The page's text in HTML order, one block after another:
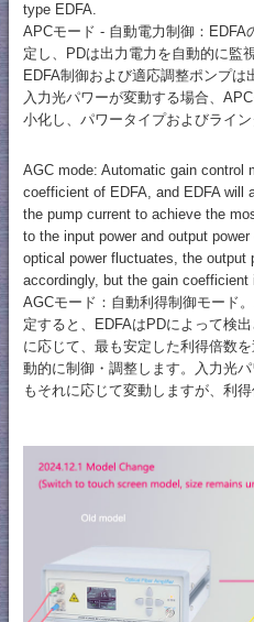
type EDFA.
APCモード - 自動電力制御：EDFA
定し、PDは出力電力を自動的に監
EDFA制御および適応調整ポンプは
入力光パワーが変動する場合、
小化し、パワータイプおよびライン
AGC mode: Automatic gain control
coefficient of EDFA, and EDFA will
the pump current to achieve the
to the input power and output
optical power fluctuates, the output
accordingly, but the gain coefficient
AGCモード：自動利得制御モード
定すると、EDFAはPDによって検
に応じて、最も安定した利得倍数
動的に制御・調整します。入力光
もそれに応じて変動しますが、利